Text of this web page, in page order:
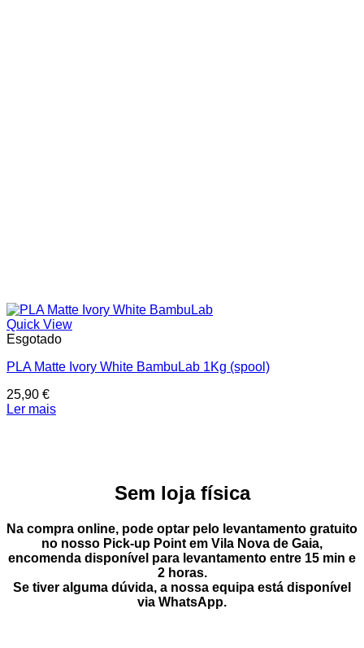
Quick View
Esgotado
PLA Matte Ivory White BambuLab 1Kg (spool)
25,90 €
Ler mais
Sem loja física
Na compra online, pode optar pelo levantamento gratuito
no nosso Pick-up Point em Vila Nova de Gaia,
encomenda disponível para levantamento entre 15 min e
2 horas.
Se tiver alguma dúvida, a nossa equipa está disponível
via WhatsApp.